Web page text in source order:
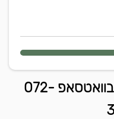
הזמנות ושירות לקוחות בוואטסאפ 072-